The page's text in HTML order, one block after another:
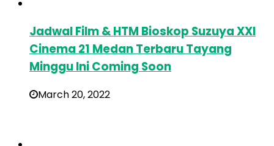
Jadwal Film & HTM Bioskop Suzuya XXI
Cinema 21 Medan Terbaru Tayang
Minggu Ini Coming Soon
March 20, 2022